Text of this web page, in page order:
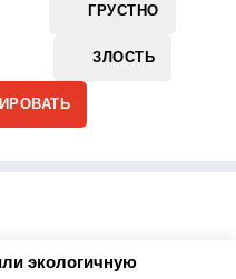
ГРУСТНО
ЗЛОСТЬ
экологичную